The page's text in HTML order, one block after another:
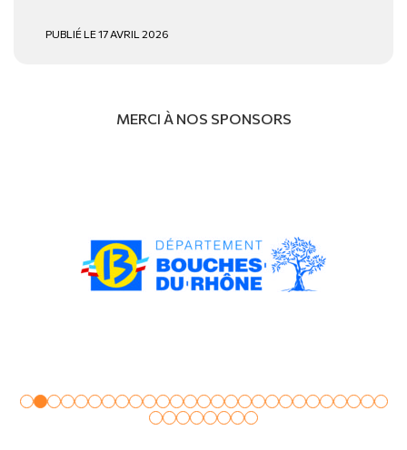
PUBLIÉ LE 17 AVRIL 2026
MERCI À NOS SPONSORS